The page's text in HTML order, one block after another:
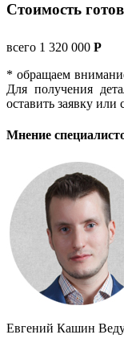
Стоимость
всего 1 320 000 Р
* обращаем
Для получения
оставить заявку
Мнение
Евгений Кашин